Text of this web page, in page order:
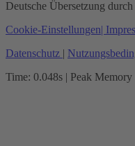
Deutsche Übersetzung durch
Cookie-Einstellungen|
Datenschutz |
Time: 0.048s | Peak